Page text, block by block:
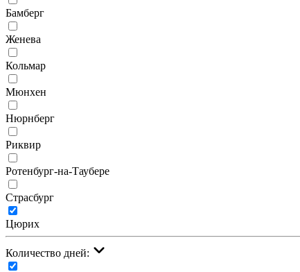
Бамберг
Женева
Кольмар
Мюнхен
Нюрнберг
Риквир
Ротенбург-на-Таубере
Страсбург
Цюрих
Количество дней: